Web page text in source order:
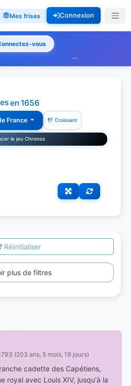
Mes frises Connexion
vous
...
en 1656
France Croissant
le jeu Chronos
Réinitialiser
plus de filtres
(203 ans, 5 mois, 19 jours)
cadette des Capétiens,
royal avec Louis XIV, jusqu'à la